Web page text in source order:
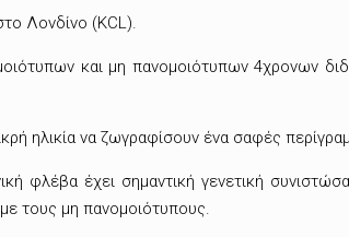
Λονδίνο (KCL).
και μη πανομοιότυπων 4χρονων
ηλικία να ζωγραφίσουν ένα σαφές
φλέβα έχει σημαντική γενετική
τους μη πανομοιότυπους.